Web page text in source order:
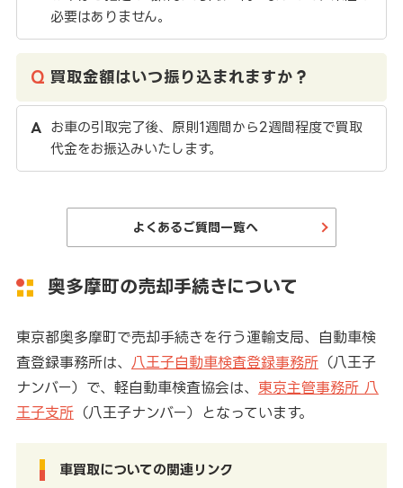
必要はありません。
買取金額はいつ振り込まれますか？
お車の引取完了後、原則1週間から2週間程度で買取
代金をお振込みいたします。
よくあるご質問一覧へ
奥多摩町の売却手続きについて
東京都奥多摩町で売却手続きを行う運輸支局、自動車検
査登録事務所は、 八王子自動車検査登録事務所（八王子
ナンバー）で、軽自動車検査協会は、 東京主管事務所 八
王子支所（八王子ナンバー）となっています。
車買取についての関連リンク